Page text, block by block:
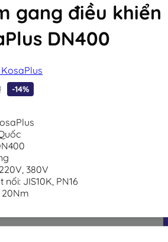
gang điều khiển
DN400
-14%
380V
JIS10K, PN16
20Nm